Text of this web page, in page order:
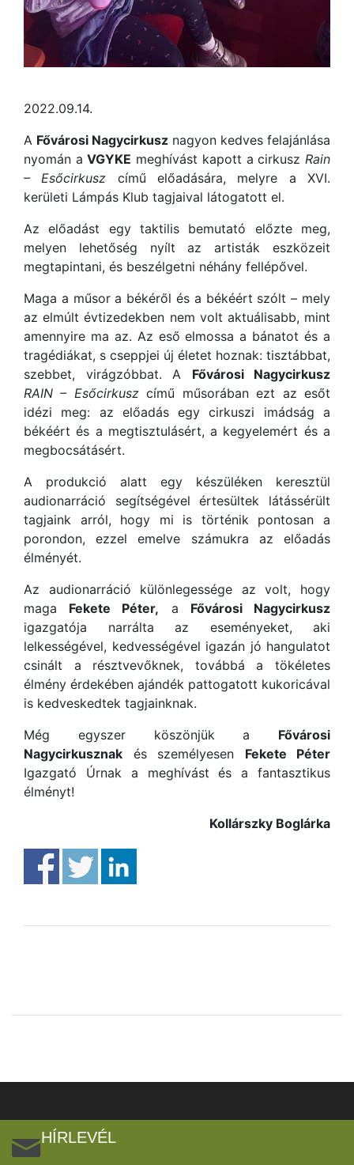
2022.09.14.
A Fővárosi Nagycirkusz nagyon kedves felajánlása
nyomán aVGYKE meghívást kapott a cirkuszRain
– Esőcirkusz című előadására, melyre a XVI.
kerületi Lámpás Klub tagjaival látogatott el.
Az előadást egy taktilis bemutató előzte meg,
melyen lehetőség nyílt az artisták eszközeit
megtapintani, és beszélgetni néhány fellépővel.
Maga a műsor a békéről és a békéért szólt – mely
az elmúlt évtizedekben nem volt aktuálisabb, mint
amennyire ma az. Az eső elmossa a bánatot és a
tragédiákat, s cseppjei új életet hoznak: tisztábbat,
szebbet, virágzóbbat. A Fővárosi Nagycirkusz
RAIN – Esőcirkuszcímű műsorában ezt az esőt
idézi meg: az előadás egy cirkuszi imádság a
békéért és a megtisztulásért, a kegyelemért és a
megbocsátásért.
A produkció alatt egy készüléken keresztül
audionarráció segítségével értesültek látássérült
tagjaink arról, hogy mi is történik pontosan a
porondon, ezzel emelve számukra az előadás
élményét.
Az audionarráció különlegessége az volt, hogy
maga Fekete Péter, a Fővárosi Nagycirkusz
igazgatója narrálta az eseményeket, aki
lelkességével, kedvességével igazán jó hangulatot
csinált a résztvevőknek, továbbá a tökéletes
élmény érdekében ajándék pattogatott kukoricával
is kedveskedtek tagjainknak.
Még egyszer köszönjük a Fővárosi
Nagycirkusznak és személyesen Fekete Péter
Igazgató Úrnak a meghívást és a fantasztikus
élményt!
Kollárszky Boglárka
HÍRLEVÉL